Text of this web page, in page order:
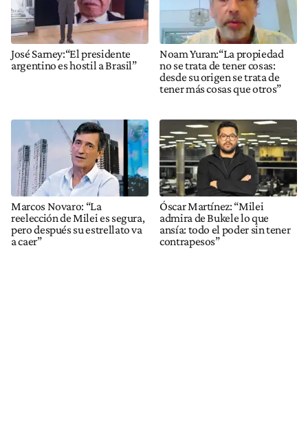
José Sarney:“El presidente
argentino es hostil a Brasil”
Noam Yuran:“La propiedad
no se trata de tener cosas:
desde su origen se trata de
tener más cosas que otros”
Marcos Novaro: “La
reelección de Milei es segura,
pero después su estrellato va
a caer”
Óscar Martínez: “Milei
admira de Bukele lo que
ansía: todo el poder sin tener
contrapesos”